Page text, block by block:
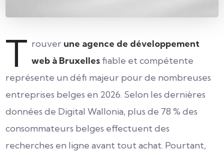
T rouver une agence de développement
web à Bruxelles fiable et compétente
représente un défi majeur pour de nombreuses
entreprises belges en 2026. Selon les dernières
données de Digital Wallonia, plus de 78 % des
consommateurs belges effectuent des
recherches en ligne avant tout achat. Pourtant,